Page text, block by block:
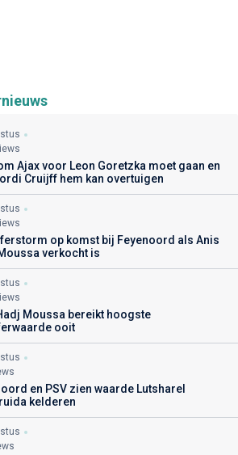
Ajax voor Leon Goretzka moet gaan en
Cruijff hem kan overtuigen
op komst bij Feyenoord als Anis
verkocht is
Moussa bereikt hoogste
ooit
en PSV zien waarde Lutsharel
kelderen